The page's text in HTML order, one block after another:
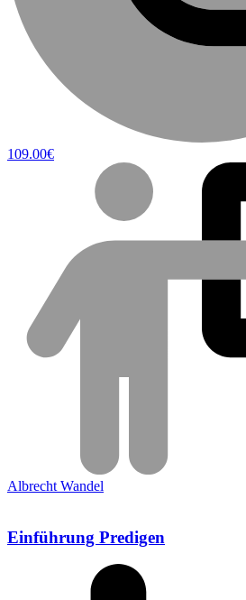
109.00€
Albrecht Wandel
Einführung Predigen